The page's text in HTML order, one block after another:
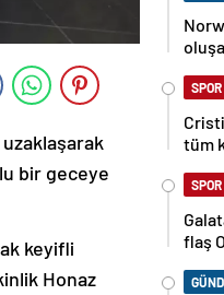
bir geceye
keyifli
Honaz
SPOR
tüm
SPOR
flaş